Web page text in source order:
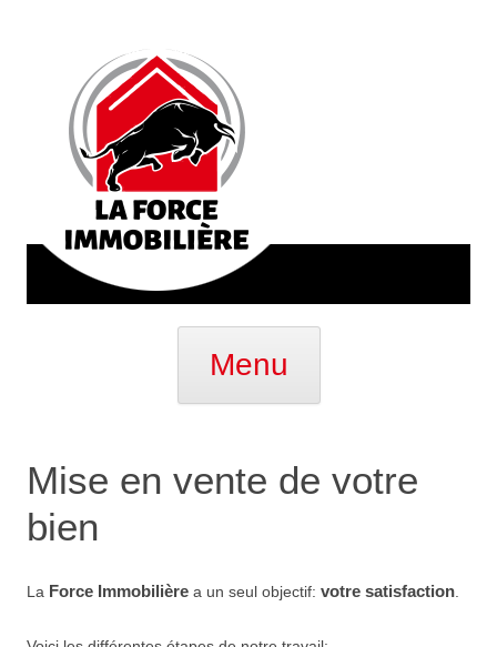
Menu
Mise en vente de votre
bien
La Force Immobilière a un seul objectif: votre satisfaction